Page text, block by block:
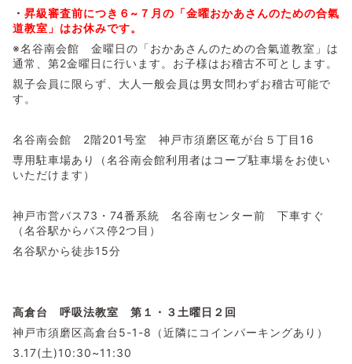
・ 昇級審査前につき６~７月の「金曜おかあさんのための合氣
道教室」はお休みです。
※名谷南会館 金曜日の「おかあさんのための合氣道教室」は
通常、第2金曜日に行います。お子様はお稽古不可とします。
親子会員に限らず、大人一般会員は男女問わずお稽古可能で
す。
名谷南会館 2階201号室 神戸市須磨区竜が台５丁目16
専用駐車場あり（名谷南会館利用者はコープ駐車場をお使い
いただけます）
神戸市営バス73・74番系統 名谷南センター前 下車すぐ
（名谷駅からバス停2つ目）
名谷駅から徒歩15分
高倉台 呼吸法教室
第１・３土曜日２回
神戸市須磨区高倉台5-1-8（近隣にコインパーキングあり）
3.17(土)10:30~11:30